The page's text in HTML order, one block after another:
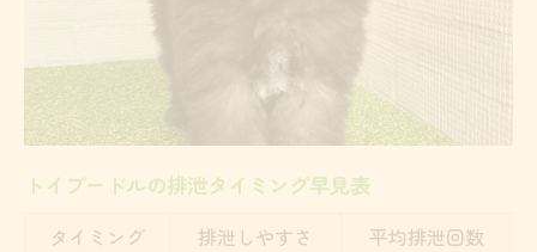
短期間で成果が出る環境設計のポイント
静かな場所でトイレ成功率アップ
トイレ移動タイミングの見極め方
失敗が減るトイプードルの誘導タイミング
食後・起床後の誘導タイミング一覧
トイレサインを見逃さない観察術
トイプードルの排泄タイミング早見表
タイミング 排泄しやすさ
平均排泄回数